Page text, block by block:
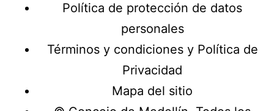
Política de protección de datos
personales
Términos y condiciones y Política de
Privacidad
Mapa del sitio